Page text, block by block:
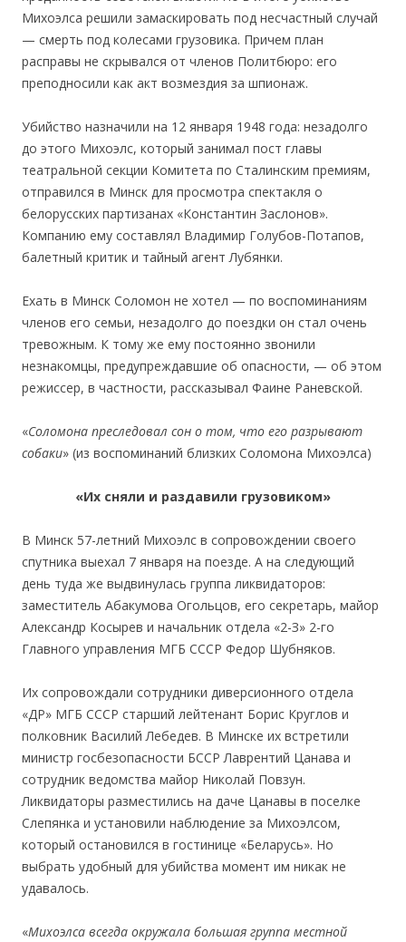
Михоэлса решили замаскировать под несчастный случай
— смерть под колесами грузовика. Причем план
расправы не скрывался от членов Политбюро: его
преподносили как акт возмездия за шпионаж.
Убийство назначили на 12 января 1948 года: незадолго
до этого Михоэлс, который занимал пост главы
театральной секции Комитета по Сталинским премиям,
отправился в Минск для просмотра спектакля о
белорусских партизанах «Константин Заслонов».
Компанию ему составлял Владимир Голубов-Потапов,
балетный критик и тайный агент Лубянки.
Ехать в Минск Соломон не хотел — по воспоминаниям
членов его семьи, незадолго до поездки он стал очень
тревожным. К тому же ему постоянно звонили
незнакомцы, предупреждавшие об опасности, — об этом
режиссер, в частности, рассказывал Фаине Раневской.
«Соломона преследовал сон о том, что его разрывают
собаки» (из воспоминаний близких Соломона Михоэлса)
«Их сняли и раздавили грузовиком»
В Минск 57-летний Михоэлс в сопровождении своего
спутника выехал 7 января на поезде. А на следующий
день туда же выдвинулась группа ликвидаторов:
заместитель Абакумова Огольцов, его секретарь, майор
Александр Косырев и начальник отдела «2-З» 2-го
Главного управления МГБ СССР Федор Шубняков.
Их сопровождали сотрудники диверсионного отдела
«ДР» МГБ СССР старший лейтенант Борис Круглов и
полковник Василий Лебедев. В Минске их встретили
министр госбезопасности БССР Лаврентий Цанава и
сотрудник ведомства майор Николай Повзун.
Ликвидаторы разместились на даче Цанавы в поселке
Слепянка и установили наблюдение за Михоэлсом,
который остановился в гостинице «Беларусь». Но
выбрать удобный для убийства момент им никак не
удавалось.
«Михоэлса всегда окружала большая группа местной